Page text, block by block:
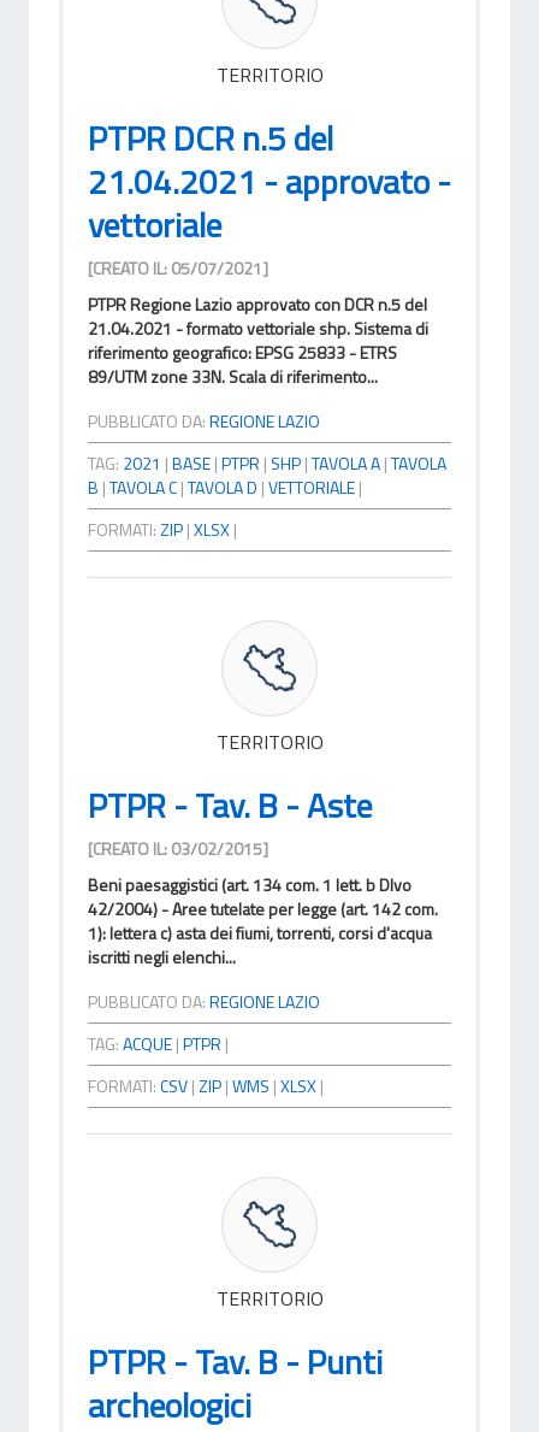
TERRITORIO
PTPR DCR n.5 del
21.04.2021 - approvato -
vettoriale
[CREATO IL: 05/07/2021]
PTPR Regione Lazio approvato con DCR n.5 del
21.04.2021 - formato vettoriale shp. Sistema di
riferimento geografico: EPSG 25833 - ETRS
89/UTM zone 33N. Scala di riferimento...
PUBBLICATO DA:REGIONE LAZIO
TAG: 2021 |BASE|PTPR | SHP|TAVOLA A|TAVOLA
B |TAVOLA C|TAVOLA D |VETTORIALE|
FORMATI:ZIP|XLSX|
TERRITORIO
PTPR - Tav. B - Aste
[CREATO IL: 03/02/2015]
Beni paesaggistici (art. 134 com. 1 lett. b Dlvo
42/2004) - Aree tutelate per legge (art. 142 com.
1): lettera c) asta dei fiumi, torrenti, corsi d'acqua
iscritti negli elenchi...
PUBBLICATO DA:REGIONE LAZIO
TAG:ACQUE|PTPR |
FORMATI:CSV|ZIP|WMS |XLSX|
TERRITORIO
PTPR - Tav. B - Punti
archeologici